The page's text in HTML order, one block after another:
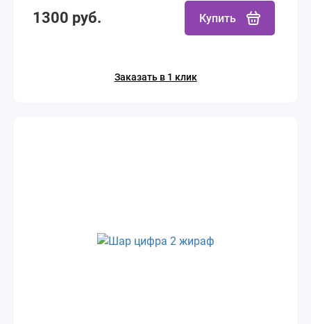
1300 руб. Купить
Заказать в 1 клик